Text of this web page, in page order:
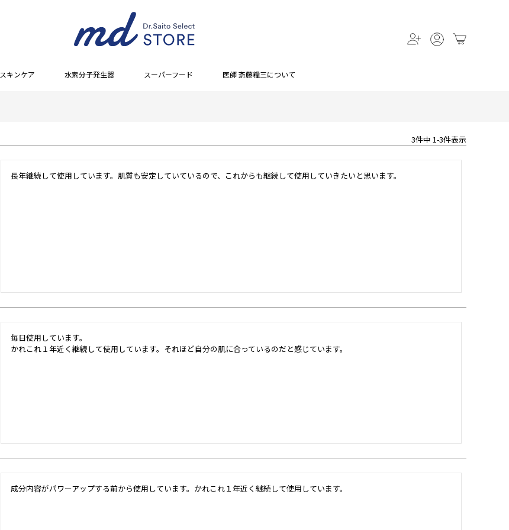
スキンケア 水素分子発生器 スーパーフード 医師 斎藤糧三について
3件中 1-3件表示
長年継続して使用しています。肌質も安定していているので、これからも継続して使用していきたいと思います。
毎日使用しています。
かれこれ１年近く継続して使用しています。それほど自分の肌に合っているのだと感じています。
成分内容がパワーアップする前から使用しています。かれこれ１年近く継続して使用しています。